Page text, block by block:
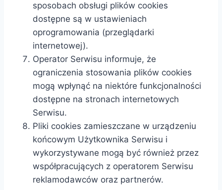
sposobach obsługi plików cookies
dostępne są w ustawieniach
oprogramowania (przeglądarki
internetowej).
Operator Serwisu informuje, że
ograniczenia stosowania plików cookies
mogą wpłynąć na niektóre funkcjonalności
dostępne na stronach internetowych
Serwisu.
Pliki cookies zamieszczane w urządzeniu
końcowym Użytkownika Serwisu i
wykorzystywane mogą być również przez
współpracujących z operatorem Serwisu
reklamodawców oraz partnerów.